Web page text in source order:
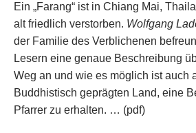
Ein „Farang“ ist in Chiang Mai,
alt friedlich verstorben. Wolfgang
der Familie des Verblichenen
Lesern eine genaue Beschreibung
Weg an und wie es möglich ist auch
Buddhistisch geprägten Land, eine
Pfarrer zu erhalten. … (pdf)